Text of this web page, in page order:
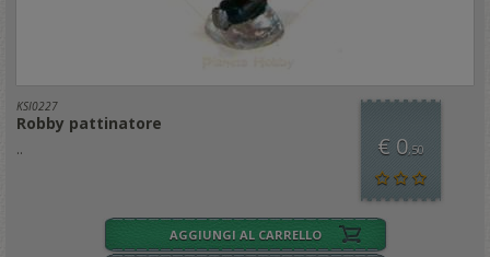
KSI0227
Robby pattinatore
.. € 0,50
AGGIUNGI AL CARRELLO